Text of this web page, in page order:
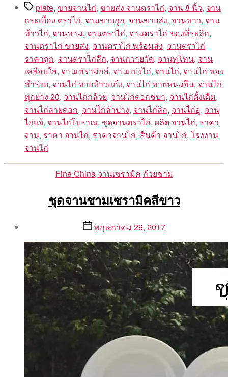
Tagsplate, ขายจานไก่, ขายส่ง จานตราไก่, จาน 8 นิ้ว, จาน
กระเบื้อง ตราไก่, จานขายถูก, จานขายส่ง, จานขาว, จาน
ข้าวไก่, จานชาม, จานตราไก่, จานตราไก่ ของที่ระลึก,
จานตราไก่ ขายส่ง, จานตราไก่ พร้อมส่ง, จานตราไก่
ราคาถูก, จานตราไก่ลึก, จานถวายวัด, จานทูโทน, จาน
เคลือบใส, จานเซรามิกส์, จานแบ่งไก่, จานไก่, จานไก่ ของ
ชำร่วย, จานไก่ ขายข้าวแก้ง, จานไก่ ขายหนมจีน, จานไก่
ทุกย่าง 20, จานไก่กล้วย, จานไก่ดอกชบา, จานไก่ดั้งเดิม,
จานไก่ลายดอก, จานไก่ลำปาง, จานไก่ลึก, จานไก่อู, จาน
ไก่แจ้, จานไก่โบราณ, ชุดจานตราไก่, ผลิต จานไก่, ราคา
จาน, ราคา จานไก่, ราคาจานไก่, สินค้า จานไก่, โรงงาน
จานไก่
Categories
Fine China จานเซรามิค ถ้วยชาม
ชุดจานชามเซรามิคสีขาว
By
Aea
Postพฤษภาคม 26, 2017